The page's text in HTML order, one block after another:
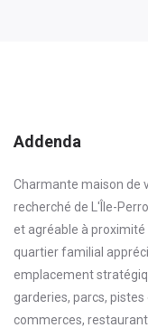
Addenda
Charmante maison de
recherché de L'Île-
et agréable à
quartier familial
emplacement
garderies, parcs,
commerces,